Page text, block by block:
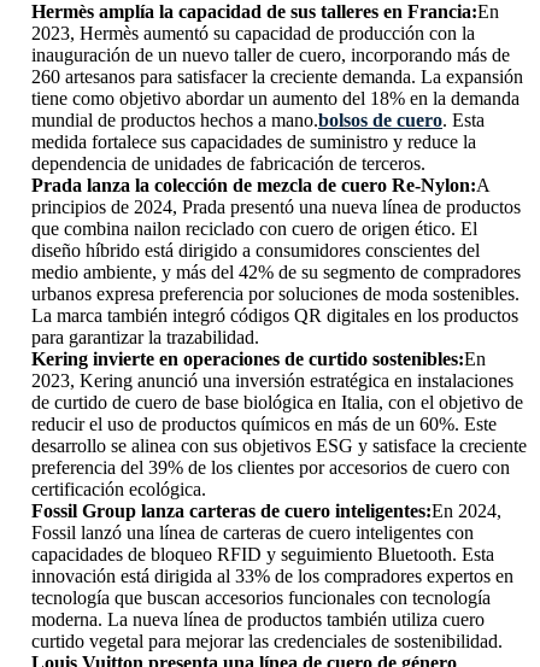
Hermès amplía la capacidad de sus talleres en Francia:En
2023, Hermès aumentó su capacidad de producción con la
inauguración de un nuevo taller de cuero, incorporando más de
260 artesanos para satisfacer la creciente demanda. La expansión
tiene como objetivo abordar un aumento del 18% en la demanda
mundial de productos hechos a mano.bolsos de cuero. Esta
medida fortalece sus capacidades de suministro y reduce la
dependencia de unidades de fabricación de terceros.
Prada lanza la colección de mezcla de cuero Re-Nylon:A
principios de 2024, Prada presentó una nueva línea de productos
que combina nailon reciclado con cuero de origen ético. El
diseño híbrido está dirigido a consumidores conscientes del
medio ambiente, y más del 42% de su segmento de compradores
urbanos expresa preferencia por soluciones de moda sostenibles.
La marca también integró códigos QR digitales en los productos
para garantizar la trazabilidad.
Kering invierte en operaciones de curtido sostenibles:En
2023, Kering anunció una inversión estratégica en instalaciones
de curtido de cuero de base biológica en Italia, con el objetivo de
reducir el uso de productos químicos en más de un 60%. Este
desarrollo se alinea con sus objetivos ESG y satisface la creciente
preferencia del 39% de los clientes por accesorios de cuero con
certificación ecológica.
Fossil Group lanza carteras de cuero inteligentes:En 2024,
Fossil lanzó una línea de carteras de cuero inteligentes con
capacidades de bloqueo RFID y seguimiento Bluetooth. Esta
innovación está dirigida al 33% de los compradores expertos en
tecnología que buscan accesorios funcionales con tecnología
moderna. La nueva línea de productos también utiliza cuero
curtido vegetal para mejorar las credenciales de sostenibilidad.
Louis Vuitton presenta una línea de cuero de género